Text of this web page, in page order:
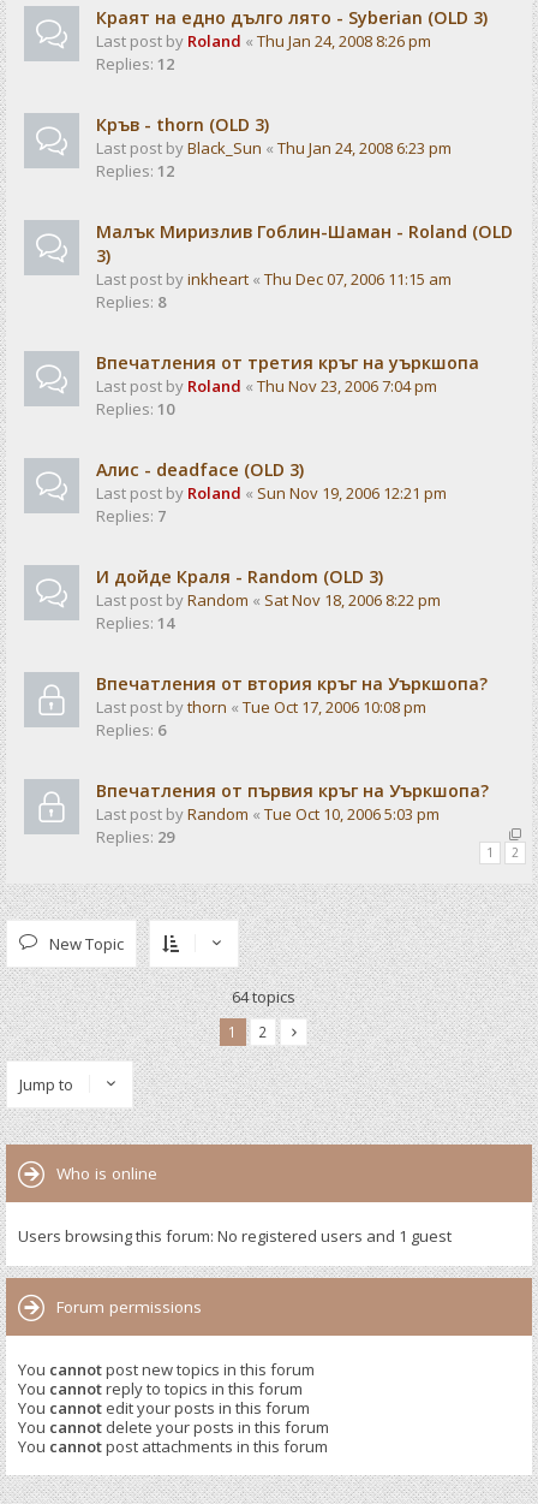
Краят на едно дълго лято - Syberian (OLD 3)
Last post by Roland « Thu Jan 24, 2008 8:26 pm
Replies: 12
Кръв - thorn (OLD 3)
Last post byBlack_Sun « Thu Jan 24, 2008 6:23 pm
Replies: 12
Малък Миризлив Гоблин-Шаман - Roland (OLD
3)
Last post byinkheart « Thu Dec 07, 2006 11:15 am
Replies: 8
Впечатления от третия кръг на уъркшопа
Last post by Roland « Thu Nov 23, 2006 7:04 pm
Replies: 10
Алис - deadface (OLD 3)
Last post by Roland « Sun Nov 19, 2006 12:21 pm
Replies: 7
И дойде Краля - Random (OLD 3)
Last post byRandom « Sat Nov 18, 2006 8:22 pm
Replies: 14
Впечатления от втория кръг на Уъркшопа?
Last post bythorn « Tue Oct 17, 2006 10:08 pm
Replies: 6
Впечатления от първия кръг на Уъркшопа?
Last post byRandom « Tue Oct 10, 2006 5:03 pm
Replies: 29
1 2
New Topic
64 topics
1 2
Jump to
Who is online
Users browsing this forum: No registered users and 1 guest
Forum permissions
You cannotpost new topics in this forum
You cannotreply to topics in this forum
You cannot edit your posts in this forum
You cannot delete your posts in this forum
You cannotpost attachments in this forum